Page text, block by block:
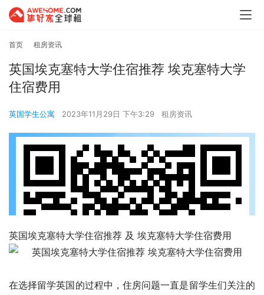
首页 租房资讯
英国埃克塞特大学住宿推荐 埃克塞特大学
住宿费用
英国学生公寓 2023年11月29日 下午3:29 租房资讯
英国埃克塞特大学住宿推荐 及 埃克塞特大学住宿费用
在选择留学英国的过程中，住房问题一直是留学生们关注的